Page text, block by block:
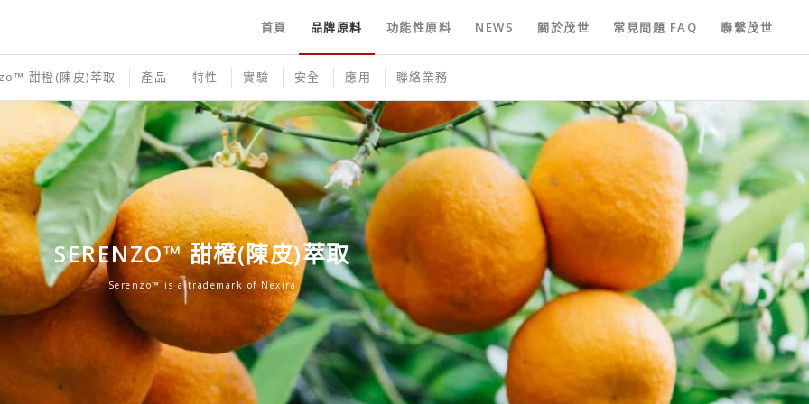
首頁 品牌原料 功能性原料 NEWS 關於茂世 常見問題 FAQ 聯繫茂世
甜橙(陳皮)萃取 產品 特性 實驗 安全 應用 聯絡業務
SERENZO™ 甜橙(陳皮)萃取
Serenzo™ is a trademark of Nexira